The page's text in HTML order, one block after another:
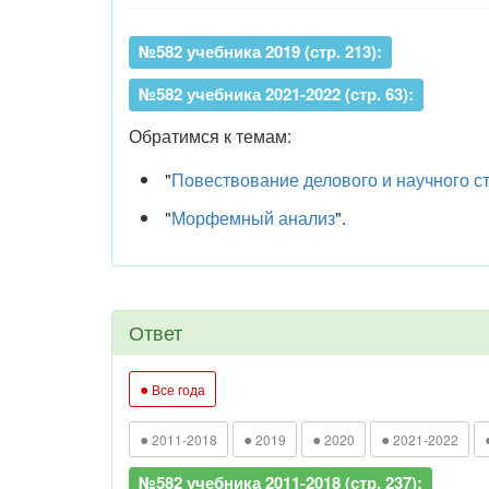
№582 учебника 2019 (стр. 213):
№582 учебника 2021-2022 (стр. 63):
Обратимся к темам:
"Повествование делового и научного
"Морфемный анализ".
Ответ
● Все года
● 2011-2018 ● 2019 ● 2020 ● 2021-2022
№582 учебника 2011-2018 (стр. 237):